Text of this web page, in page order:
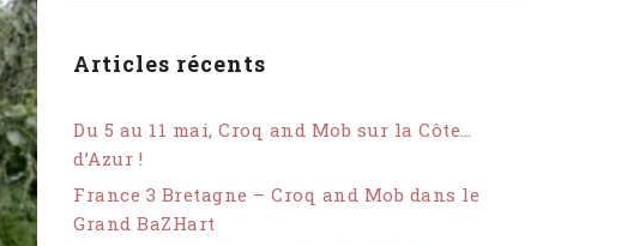
Articles récents
Du 5 au 11 mai, Croq and Mob sur la Côte…
d’Azur !
France 3 Bretagne – Croq and Mob dans le
Grand BaZHart